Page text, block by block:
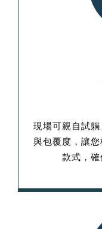
現場可親自試
與包覆度，讓
款式，確